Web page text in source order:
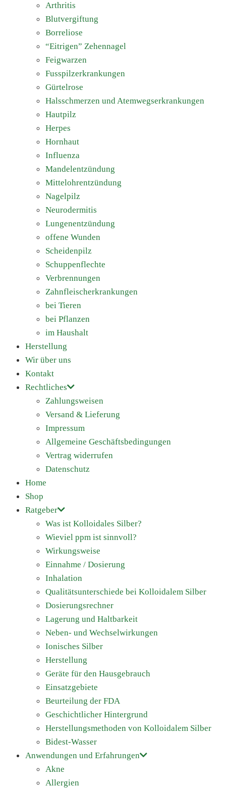
Arthritis
Blutvergiftung
Borreliose
“Eitrigen” Zehennagel
Feigwarzen
Fusspilzerkrankungen
Gürtelrose
Halsschmerzen und Atemwegserkrankungen
Hautpilz
Herpes
Hornhaut
Influenza
Mandelentzündung
Mittelohrentzündung
Nagelpilz
Neurodermitis
Lungenentzündung
offene Wunden
Scheidenpilz
Schuppenflechte
Verbrennungen
Zahnfleischerkrankungen
bei Tieren
bei Pflanzen
im Haushalt
Herstellung
Wir über uns
Kontakt
Rechtliches
Zahlungsweisen
Versand & Lieferung
Impressum
Allgemeine Geschäftsbedingungen
Vertrag widerrufen
Datenschutz
Home
Shop
Ratgeber
Was ist Kolloidales Silber?
Wieviel ppm ist sinnvoll?
Wirkungsweise
Einnahme / Dosierung
Inhalation
Qualitätsunterschiede bei Kolloidalem Silber
Dosierungsrechner
Lagerung und Haltbarkeit
Neben- und Wechselwirkungen
Ionisches Silber
Herstellung
Geräte für den Hausgebrauch
Einsatzgebiete
Beurteilung der FDA
Geschichtlicher Hintergrund
Herstellungsmethoden von Kolloidalem Silber
Bidest-Wasser
Anwendungen und Erfahrungen
Akne
Allergien